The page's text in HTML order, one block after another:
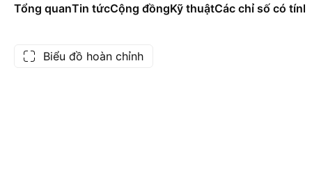
Tổng quanTin tứcCộng đồngKỹ thuậtCác chỉ số có
Biểu đồ hoàn chỉnh